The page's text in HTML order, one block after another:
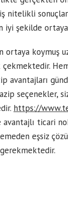
nitelikli
iyi şekilde
ortaya koymuş
avantajları
seçenekler,
https://
ticari
eşsiz